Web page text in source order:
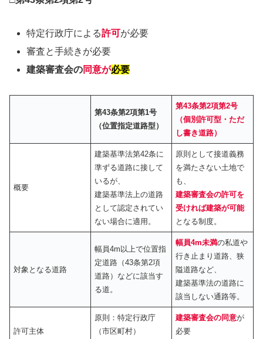
特定行政庁による許可が必要
審査と手続きが必要
建築審査会の同意が必要
第43条第2項第1号
（位置指定道路型）
第43条第2項第2号
（個別許可型・ただ
し書き道路）
概要
建築基準法第42条に
準ずる道路に接して
いるが、
建築基準法上の道路
として認定されてい
ない場合に適用。
原則として接道義務
を満たさない土地で
も、
建築審査会の許可を
受ければ建築が可能
となる制度。
対象となる道路
幅員4m以上で位置指
定道路（43条第2項
道路）などに該当す
る道。
幅員4m未満の私道や
行き止まり道路、狭
隘道路など、
建築基準法の道路に
該当しない通路等。
許可主体
原則：特定行政庁
（市区町村）
建築審査会の同意が
必要